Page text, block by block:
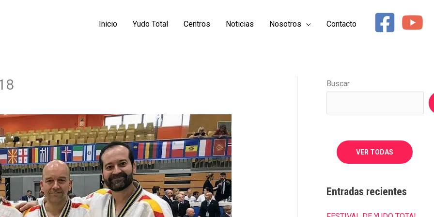
Inicio Yudo Total Centros Noticias Nosotros Contacto
Buscar
VER TODAS
Entradas recientes